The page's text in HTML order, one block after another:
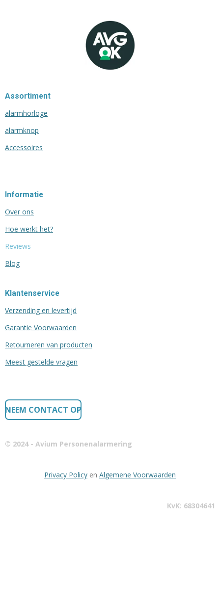
Assortiment
alarmhorloge
alarmknop
Accessoires
Informatie
Over ons
Hoe werkt het?
Reviews
Blog
Klantenservice
Verzending en levertijd
Garantie Voorwaarden
Retourneren van producten
Meest gestelde vragen
NEEM CONTACT OP
© 2024 - Avium Personenalarmering
Privacy Policy en Algemene Voorwaarden
KvK: 68304641